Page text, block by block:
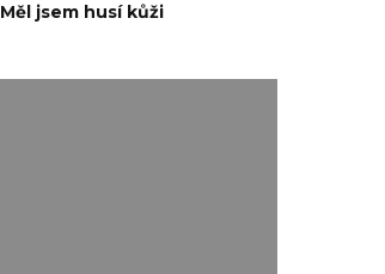
Měl jsem husí kůži